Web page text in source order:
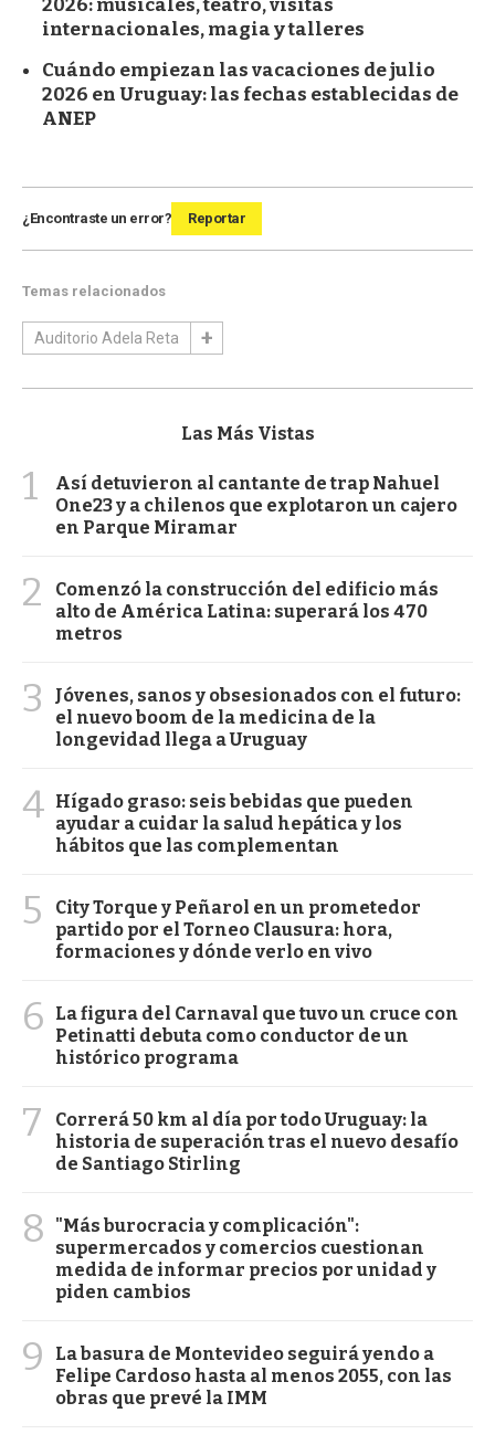
2026: musicales, teatro, visitas
internacionales, magia y talleres
Cuándo empiezan las vacaciones de julio
2026 en Uruguay: las fechas establecidas de
ANEP
¿Encontraste un error? Reportar
Temas relacionados
Auditorio Adela Reta
Las Más Vistas
1
Así detuvieron al cantante de trap Nahuel
One23 y a chilenos que explotaron un cajero
en Parque Miramar
2
Comenzó la construcción del edificio más
alto de América Latina: superará los 470
metros
3
Jóvenes, sanos y obsesionados con el futuro:
el nuevo boom de la medicina de la
longevidad llega a Uruguay
4 Hígado graso: seis bebidas que pueden
ayudar a cuidar la salud hepática y los
hábitos que las complementan
5
City Torque y Peñarol en un prometedor
partido por el Torneo Clausura: hora,
formaciones y dónde verlo en vivo
6
La figura del Carnaval que tuvo un cruce con
Petinatti debuta como conductor de un
histórico programa
7
Correrá 50 km al día por todo Uruguay: la
historia de superación tras el nuevo desafío
de Santiago Stirling
8
"Más burocracia y complicación":
supermercados y comercios cuestionan
medida de informar precios por unidad y
piden cambios
9
La basura de Montevideo seguirá yendo a
Felipe Cardoso hasta al menos 2055, con las
obras que prevé la IMM